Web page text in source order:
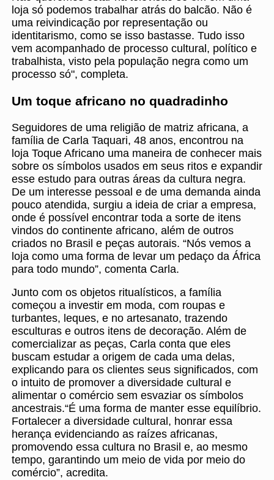
loja só podemos trabalhar atrás do balcão. Não é
uma reivindicação por representação ou
identitarismo, como se isso bastasse. Tudo isso
vem acompanhado de processo cultural, político e
trabalhista, visto pela população negra como um
processo só", completa.
Um toque africano no quadradinho
Seguidores de uma religião de matriz africana, a
família de Carla Taquari, 48 anos, encontrou na
loja Toque Africano uma maneira de conhecer mais
sobre os símbolos usados em seus ritos e expandir
esse estudo para outras áreas da cultura negra.
De um interesse pessoal e de uma demanda ainda
pouco atendida, surgiu a ideia de criar a empresa,
onde é possível encontrar toda a sorte de itens
vindos do continente africano, além de outros
criados no Brasil e peças autorais. “Nós vemos a
loja como uma forma de levar um pedaço da África
para todo mundo”, comenta Carla.
Junto com os objetos ritualísticos, a família
começou a investir em moda, com roupas e
turbantes, leques, e no artesanato, trazendo
esculturas e outros itens de decoração. Além de
comercializar as peças, Carla conta que eles
buscam estudar a origem de cada uma delas,
explicando para os clientes seus significados, com
o intuito de promover a diversidade cultural e
alimentar o comércio sem esvaziar os símbolos
ancestrais.“É uma forma de manter esse equilíbrio.
Fortalecer a diversidade cultural, honrar essa
herança evidenciando as raízes africanas,
promovendo essa cultura no Brasil e, ao mesmo
tempo, garantindo um meio de vida por meio do
comércio”, acredita.